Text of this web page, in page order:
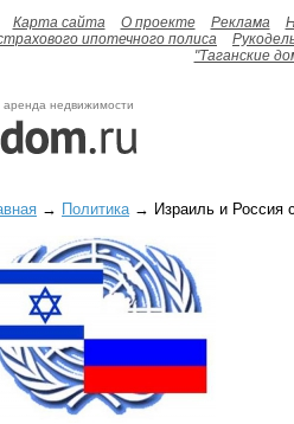
Карта сайта О проекте Реклама
ипотечного полиса
"Таганские
аренда недвижимости
→ Политика→ Израиль и Россия